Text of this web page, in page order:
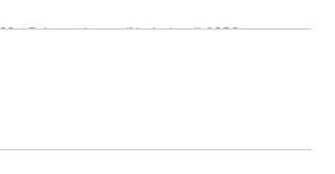
- Scheveningen (Nederland) 1956